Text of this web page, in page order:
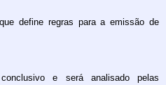
define regras para a emissão de
e será analisado pelas